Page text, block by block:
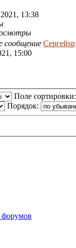
13:38
сообщение Сергейsp
15:00
Поле сортировки:
Порядок:
форумов